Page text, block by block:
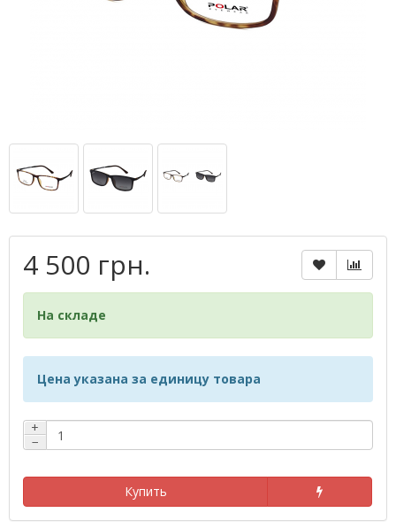
4 500 грн.
На складе
Цена указана за единицу товара
+
−
Купить